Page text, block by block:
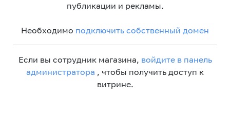
публикации и рекламы.
Необходимо подключить собственный домен
Если вы сотрудник магазина, войдите в панель
администратора , чтобы получить доступ к
витрине.